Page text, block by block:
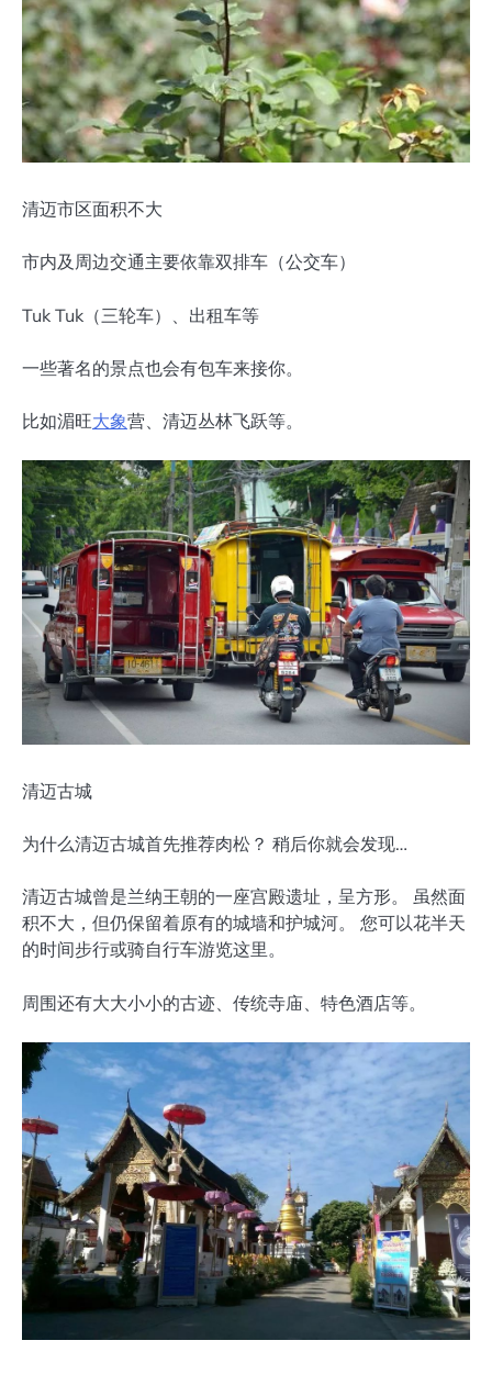
清迈市区面积不大
市内及周边交通主要依靠双排车（公交车）
Tuk Tuk（三轮车）、出租车等
一些著名的景点也会有包车来接你。
比如湄旺大象营、清迈丛林飞跃等。
清迈古城
为什么清迈古城首先推荐肉松？ 稍后你就会发现…
清迈古城曾是兰纳王朝的一座宫殿遗址，呈方形。 虽然面
积不大，但仍保留着原有的城墙和护城河。 您可以花半天
的时间步行或骑自行车游览这里。
周围还有大大小小的古迹、传统寺庙、特色酒店等。